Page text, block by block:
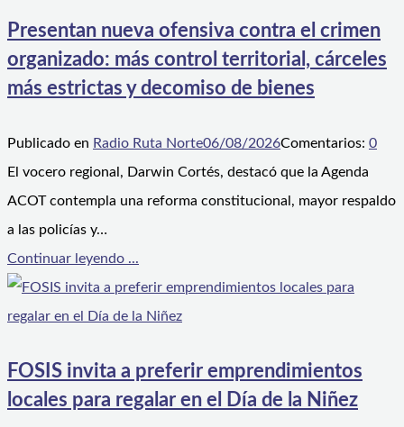
Presentan nueva ofensiva contra el crimen
organizado: más control territorial, cárceles
más estrictas y decomiso de bienes
Publicado en Radio Ruta Norte06/08/2026Comentarios: 0
El vocero regional, Darwin Cortés, destacó que la Agenda
ACOT contempla una reforma constitucional, mayor respaldo
a las policías y…
Continuar leyendo ...
FOSIS invita a preferir emprendimientos
locales para regalar en el Día de la Niñez